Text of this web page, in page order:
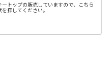
トップの販売していますので、こちら
探してください。